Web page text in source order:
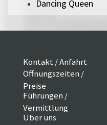
Dancing Queen
Kontakt / Anfahrt
Öffnungszeiten /
Preise
Führungen /
Vermittlung
Über uns